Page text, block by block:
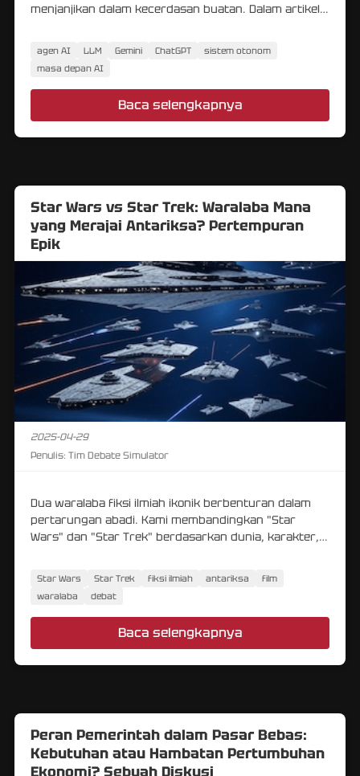
menjanjikan dalam kecerdasan buatan. Dalam artikel
membuka jalan bagi masa depan sistem otonom.
agen AI LLM Gemini ChatGPT
sistem otonom
masa depan AI
Baca selengkapnya
Star Wars vs Star Trek: Waralaba Mana
yang Merajai Antariksa? Pertempuran
Epik
2025-04-29
Penulis: Tim Debate Simulator
Dua waralaba fiksi ilmiah ikonik berbenturan dalam
pertarungan abadi. Kami membandingkan "Star
Wars" dan "Star Trek" berdasarkan dunia, karakter,
Star Wars Star Trek fiksi ilmiah antariksa
film
waralaba
debat
Baca selengkapnya
Peran Pemerintah dalam Pasar Bebas:
Kebutuhan atau Hambatan Pertumbuhan
Ekonomi? Sebuah Diskusi